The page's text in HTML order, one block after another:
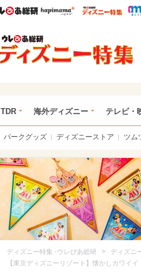
ウレぴあ総研ハピママ* ウ
TDR 海外ディズニー テレビ・
パークグッズ ディズニーストア ツム
ディズニー特集 -ウレぴあ総研 > ディズニ
【東京ディズニーリゾート】懐かしカワイ